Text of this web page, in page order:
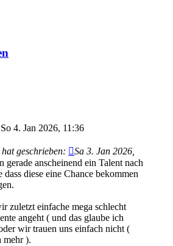
So 4. Jan 2026, 11:36
hat geschrieben:
Sa 3. Jan 2026,
gerade anscheinend ein Talent nach
dass diese eine Chance bekommen
zuletzt einfache mega schlecht
angeht ( und das glaube ich
wir trauen uns einfach nicht (
mehr ).